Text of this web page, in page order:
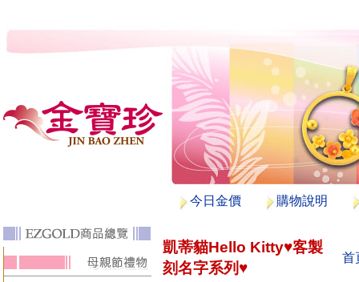
今日金價 購物說明
凱蒂貓Hello Kitty♥客製
刻名字系列♥
首